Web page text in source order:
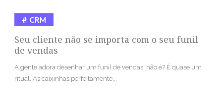
Seu cliente não se importa com o seu funil
de vendas
CRM
A gente adora desenhar um funil de vendas, não é? É quase um
ritual. As caixinhas perfeitamente...